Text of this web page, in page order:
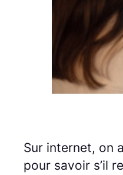
Sur internet, on
pour savoir s’il